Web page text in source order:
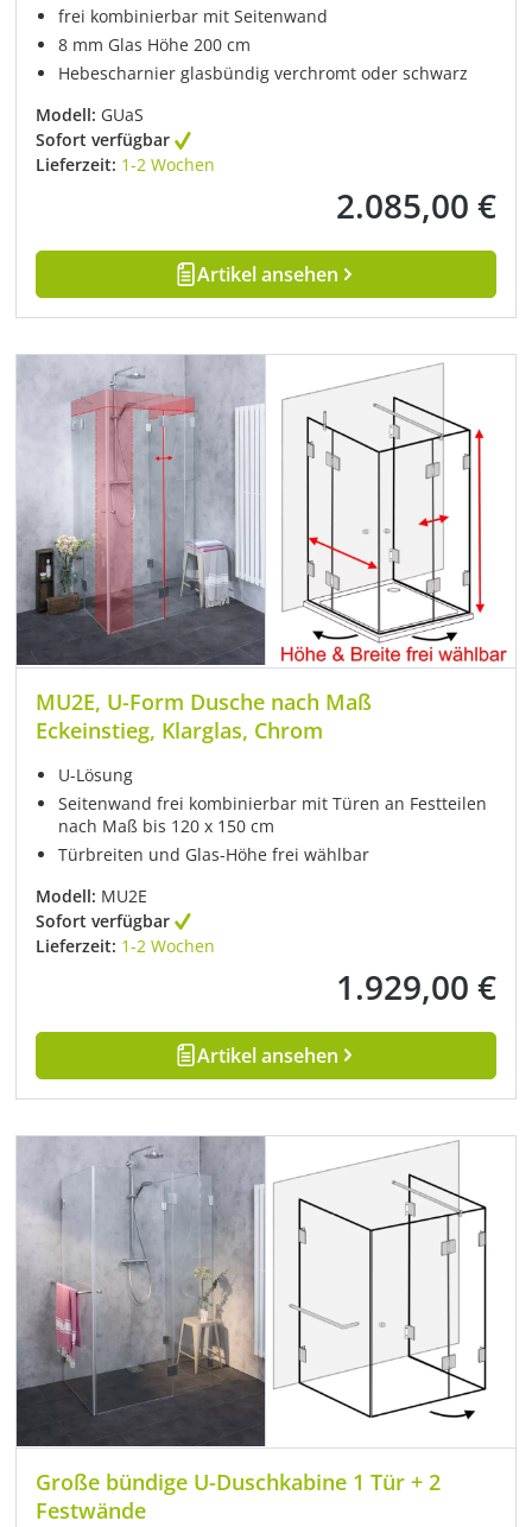
frei kombinierbar mit Seitenwand
8 mm Glas Höhe 200 cm
Hebescharnier glasbündig verchromt oder schwarz
Modell: GUaS
Sofort verfügbar
Lieferzeit: 1-2 Wochen
Regulärer Preis:
2.085,00 €
Artikel ansehen
MU2E, U-Form Dusche nach Maß
Eckeinstieg, Klarglas, Chrom
U-Lösung
Seitenwand frei kombinierbar mit Türen an Festteilen
nach Maß bis 120 x 150 cm
Türbreiten und Glas-Höhe frei wählbar
Modell: MU2E
Sofort verfügbar
Lieferzeit: 1-2 Wochen
Regulärer Preis:
1.929,00 €
Artikel ansehen
Große bündige U-Duschkabine 1 Tür + 2
Festwände